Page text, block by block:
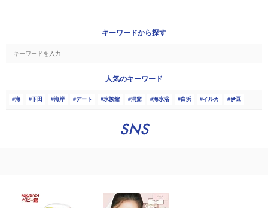
キーワードから探す
人気のキーワード
海 下田 海岸 デート 水族館 洞窟 海水浴 白浜 イルカ 伊豆
SNS